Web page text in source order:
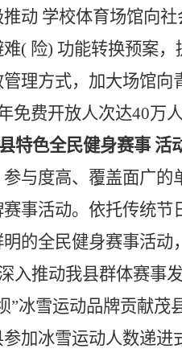
动 学校体育场馆向
( 险) 功能转换预案
理方式，加大场馆
免费开放人次达40万人
特色全民健身赛事 活
与度高、覆盖面广
事活动。依托传统
的全民健身赛事活动
入推动我县群体赛事
”冰雪运动品牌贡献
加冰雪运动人数递